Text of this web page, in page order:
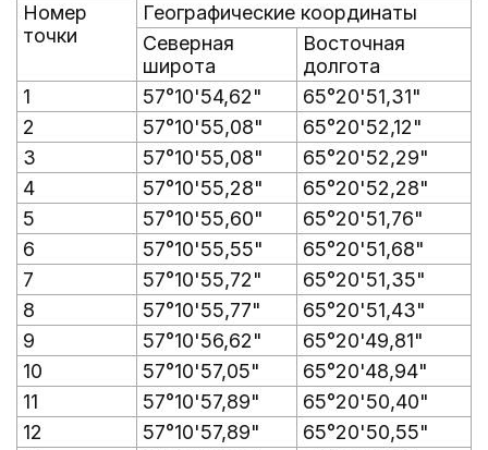
Номер
точки
Географические координаты
Северная
широта
Восточная
долгота
1
57°10'54,62"
65°20'51,31"
2
57°10'55,08"
65°20'52,12"
3
57°10'55,08"
65°20'52,29"
4
57°10'55,28"
65°20'52,28"
5
57°10'55,60"
65°20'51,76"
6
57°10'55,55"
65°20'51,68"
7
57°10'55,72"
65°20'51,35"
8
57°10'55,77"
65°20'51,43"
9
57°10'56,62"
65°20'49,81"
10
57°10'57,05"
65°20'48,94"
11
57°10'57,89"
65°20'50,40"
12
57°10'57,89"
65°20'50,55"